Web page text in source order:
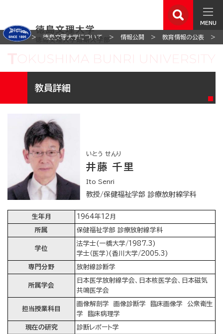
MENU
ホーム 徳島文理大学について 情報公開 教育情報の公表
教員詳細
いとう せんり
井藤 千里
Ito Senri
教授/保健福祉学部 診療放射線学科
生年月 1964年12月
所属 保健福祉学部 診療放射線学科
学位
法学士(一橋大学/1987.3)
学士（医学）(香川大学/2005.3)
専門分野 放射線診断学
所属学会
日本医学放射線学会、日本核医学会、日本磁気
共鳴医学会
担当授業科目
画像解剖学 画像診断学 臨床画像学 公衆衛生
学 臨床病理学
現在の研究 診断レポート学